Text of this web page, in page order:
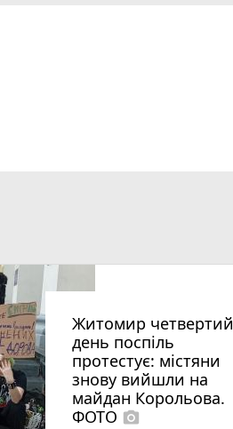
Житомир четвертий
день поспіль
протестує: містяни
знову вийшли на
майдан Корольова.
ФОТО photo_camera